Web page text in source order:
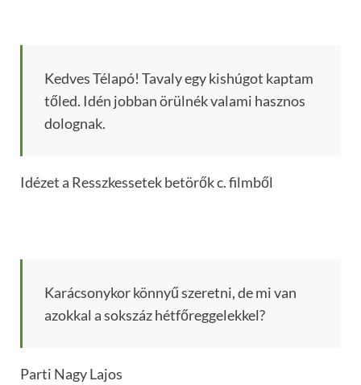
Kedves Télapó! Tavaly egy kishúgot kaptam
tőled. Idén jobban örülnék valami hasznos
dolognak.
Idézet a Resszkessetek betörők c. filmből
Karácsonykor könnyű szeretni, de mi van
azokkal a sokszáz hétfőreggelekkel?
Parti Nagy Lajos